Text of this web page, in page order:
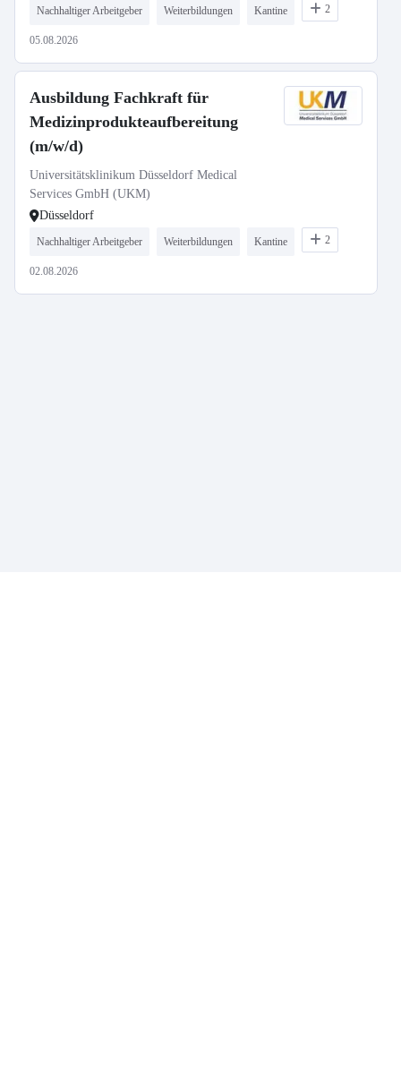
Nachhaltiger Arbeitgeber Weiterbildungen Kantine 2
05.08.2026
Ausbildung Fachkraft für
Medizinprodukteaufbereitung
(m/w/d)
Universitätsklinikum Düsseldorf Medical
Services GmbH (UKM)
Düsseldorf
Nachhaltiger Arbeitgeber Weiterbildungen Kantine 2
02.08.2026